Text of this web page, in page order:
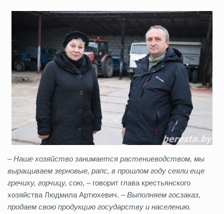
–Наше хозяйство занимается растениеводством, мы
выращиваем зерновые, рапс, в прошлом году сеяли еще
гречиху, горчицу, сою, – говорит глава крестьянского
хозяйства Людмила Артюхевич. –Выполняем госзаказ,
продаем свою продукцию государству и населению.